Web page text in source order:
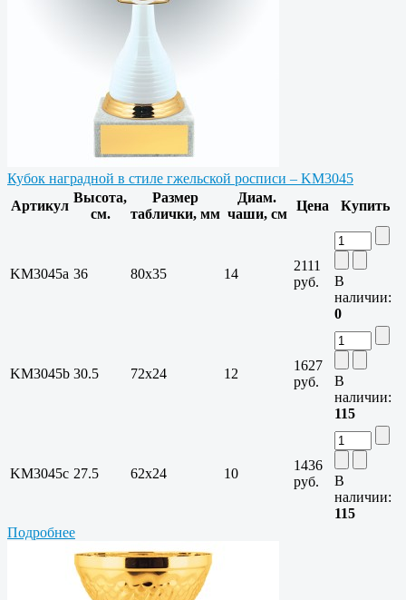
Кубок наградной в стиле гжельской росписи – KM3045
Артикул
Высота,
см.
Размер
таблички, мм
Диам.
чаши, см
Цена Купить
KM3045a 36 80x35 14
2111
руб.
В
наличии:
0
KM3045b 30.5 72х24 12
1627
руб.
В
наличии:
115
KM3045c 27.5 62х24 10
1436
руб.
В
наличии:
115
Подробнее